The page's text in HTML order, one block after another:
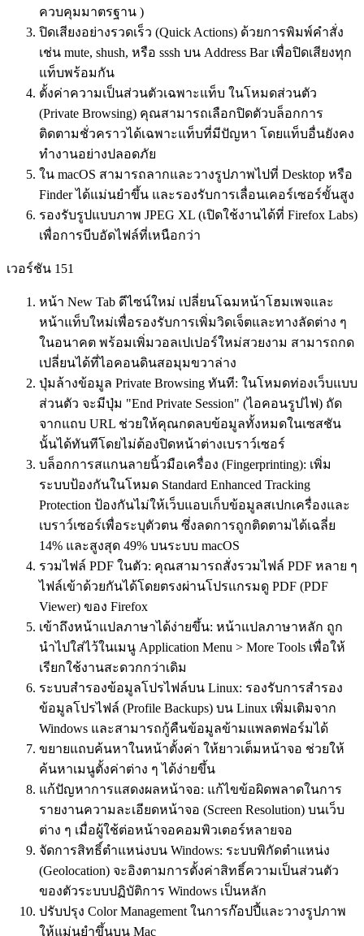
ควบคุมมาตรฐาน )
ปิดเสียงอย่างรวดเร็ว (Quick Actions) ด้วยการพิมพ์คำสั่ง
เช่น mute, shush, หรือ sssh บน Address Bar เพื่อปิดเสียงทุก
แท็บพร้อมกัน
ตั้งค่าความเป็นส่วนตัวเฉพาะแท็บ ในโหมดส่วนตัว
(Private Browsing) คุณสามารถเลือกปิดตัวบล็อกการ
ติดตามชั่วคราวได้เฉพาะแท็บที่มีปัญหา โดยแท็บอื่นยังคง
ทำงานอย่างปลอดภัย
ใน macOS สามารถลากและวางรูปภาพไปที่ Desktop หรือ
Finder ได้แม่นยำขึ้น และรองรับการเลื่อนเคอร์เซอร์ขั้นสูง
รองรับรูปแบบภาพ JPEG XL (เปิดใช้งานได้ที่ Firefox Labs)
เพื่อการบีบอัดไฟล์ที่เหนือกว่า
เวอร์ชัน 151
หน้า New Tab ดีไซน์ใหม่ เปลี่ยนโฉมหน้าโฮมเพจและ
หน้าแท็บใหม่เพื่อรองรับการเพิ่มวิดเจ็ตและทางลัดต่าง ๆ
ในอนาคต พร้อมเพิ่มวอลเปเปอร์ใหม่สวยงาม สามารถกด
เปลี่ยนได้ที่ไอคอนดินสอมุมขวาล่าง
ปุ่มล้างข้อมูล Private Browsing ทันที: ในโหมดท่องเว็บแบบ
ส่วนตัว จะมีปุ่ม "End Private Session" (ไอคอนรูปไฟ) ถัด
จากแถบ URL ช่วยให้คุณกดลบข้อมูลทั้งหมดในเซสชัน
นั้นได้ทันทีโดยไม่ต้องปิดหน้าต่างเบราว์เซอร์
บล็อกการสแกนลายนิ้วมือเครื่อง (Fingerprinting): เพิ่ม
ระบบป้องกันในโหมด Standard Enhanced Tracking
Protection ป้องกันไม่ให้เว็บแอบเก็บข้อมูลสเปกเครื่องและ
เบราว์เซอร์เพื่อระบุตัวตน ซึ่งลดการถูกติดตามได้เฉลี่ย
14% และสูงสุด 49% บนระบบ macOS
รวมไฟล์ PDF ในตัว: คุณสามารถสั่งรวมไฟล์ PDF หลาย ๆ
ไฟล์เข้าด้วยกันได้โดยตรงผ่านโปรแกรมดู PDF (PDF
Viewer) ของ Firefox
เข้าถึงหน้าแปลภาษาได้ง่ายขึ้น: หน้าแปลภาษาหลัก ถูก
นำไปใส่ไว้ในเมนู Application Menu > More Tools เพื่อให้
เรียกใช้งานสะดวกกว่าเดิม
ระบบสำรองข้อมูลโปรไฟล์บน Linux: รองรับการสำรอง
ข้อมูลโปรไฟล์ (Profile Backups) บน Linux เพิ่มเติมจาก
Windows และสามารถกู้คืนข้อมูลข้ามแพลตฟอร์มได้
ขยายแถบค้นหาในหน้าตั้งค่า ให้ยาวเต็มหน้าจอ ช่วยให้
ค้นหาเมนูตั้งค่าต่าง ๆ ได้ง่ายขึ้น
แก้ปัญหาการแสดงผลหน้าจอ: แก้ไขข้อผิดพลาดในการ
รายงานความละเอียดหน้าจอ (Screen Resolution) บนเว็บ
ต่าง ๆ เมื่อผู้ใช้ต่อหน้าจอคอมพิวเตอร์หลายจอ
จัดการสิทธิ์ตำแหน่งบน Windows: ระบบพิกัดตำแหน่ง
(Geolocation) จะอิงตามการตั้งค่าสิทธิ์ความเป็นส่วนตัว
ของตัวระบบปฏิบัติการ Windows เป็นหลัก
ปรับปรุง Color Management ในการก๊อปปี้และวางรูปภาพ
ให้แม่นยำขึ้นบน Mac